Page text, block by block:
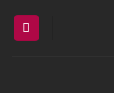
Inhalt